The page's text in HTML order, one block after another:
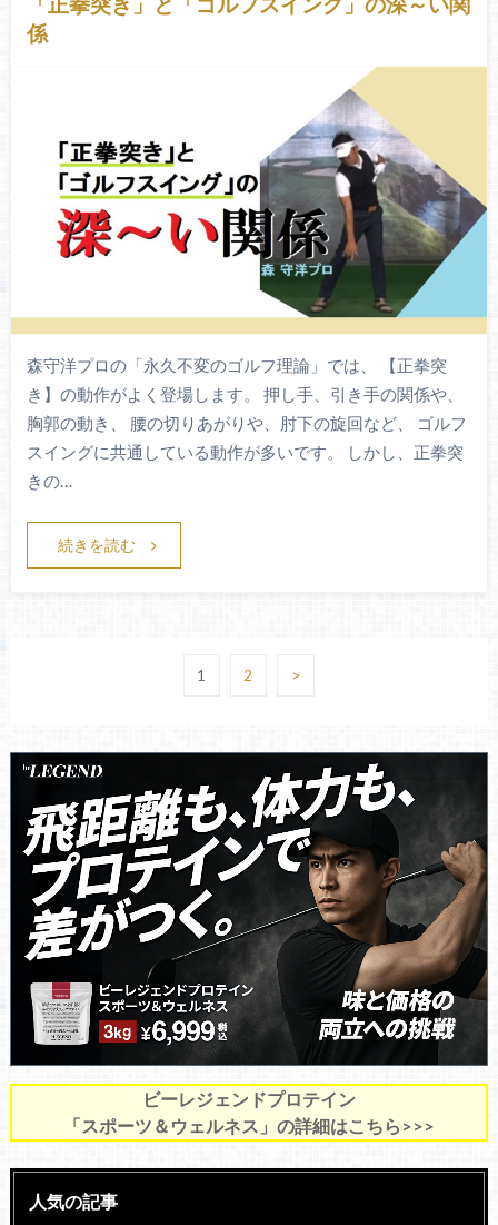
係
森守洋プロの「永久不変のゴルフ理論」では、 【正拳突
き】の動作がよく登場します。 押し手、引き手の関係や、
胸郭の動き、 腰の切りあがりや、肘下の旋回など、 ゴルフ
スイングに共通している動作が多いです。 しかし、正拳突
きの…
続きを読む
1 2 >
ビーレジェンドプロテイン
「スポーツ＆ウェルネス」の詳細はこちら>>>
人気の記事